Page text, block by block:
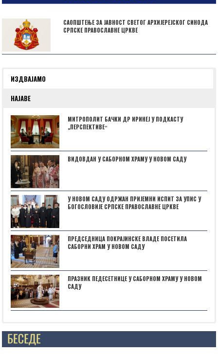
САОПШТЕЊЕ ЗА ЈАВНОСТ СВЕТОГ АРХИЈЕРЕЈСКОГ СИНОДА
СРПСКЕ ПРАВОСЛАВНЕ ЦРКВЕ
ИЗДВАЈАМО
НАЈАВЕ
МИТРОПОЛИТ БАЧКИ ДР ИРИНЕЈ У ПОДКАСТУ
„ПЕРСПЕКТИВЕˮ
ВИДОВДАН У САБОРНОМ ХРАМУ У НОВОМ САДУ
У НОВОМ САДУ ОДРЖАН ПРИЈЕМНИ ИСПИТ ЗА УПИС У
БОГОСЛОВИЈЕ СРПСКЕ ПРАВОСЛАВНЕ ЦРКВЕ
ПРЕДСЕДНИЦА ПОКРАЈИНСКЕ ВЛАДЕ ПОСЕТИЛА
САБОРНИ ХРАМ У НОВОМ САДУ
ПРАЗНИК ПЕДЕСЕТНИЦЕ У САБОРНОМ ХРАМУ У НОВОМ
САДУ
Posts not found